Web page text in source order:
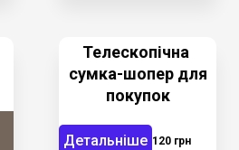
Телескопічна
сумка-шопер для
покупок
Детальніше 120 грн